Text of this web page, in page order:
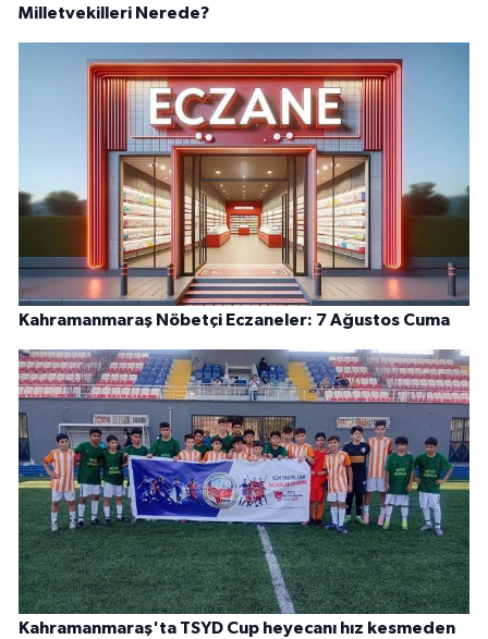
Milletvekilleri Nerede?
Kahramanmaraş Nöbetçi Eczaneler: 7 Ağustos Cuma
Kahramanmaraş'ta TSYD Cup heyecanı hız kesmeden